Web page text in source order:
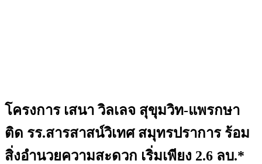
โครงการ เสนา วิลเลจ สุขุมวิท-แพรกษา
ติด รร.สารสาสน์วิเทศ สมุทรปราการ ร้อม
สิ่งอำนวยความสะดวก เริ่มเพียง 2.6 ลบ.*